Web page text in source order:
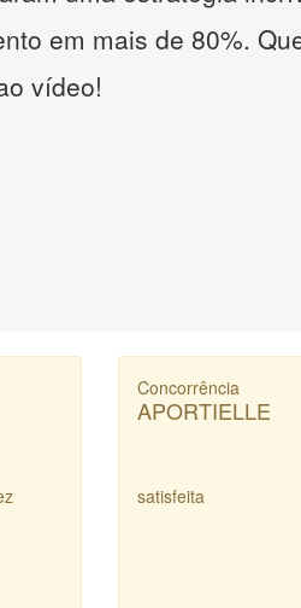
em mais de 80%.
vídeo!
Concorrência
APORTIELLE
satisfeita